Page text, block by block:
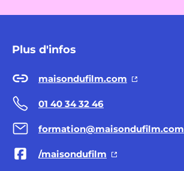
Plus d'infos
maisondufilm.com
01 40 34 32 46
formation@maisondufilm.com
/maisondufilm